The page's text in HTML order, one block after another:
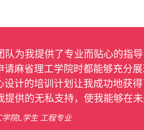
队为我提供了专业而贴心的指
请麻省理工学院时都能够充分
设计的培训计划让我成功地获
提供的无私支持，使我能够在未
院L学生 工程专业